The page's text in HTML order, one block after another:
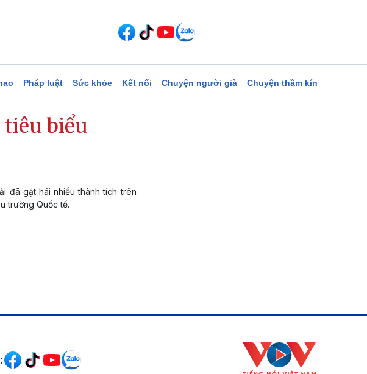
Pháp luật Sức khỏe Kết nối Chuyện người già Chuyện thầm kín
biểu
đã gặt hái nhiều thành tích trên
trường Quốc tế.